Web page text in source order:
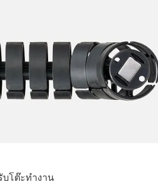
โต๊ะทำงาน